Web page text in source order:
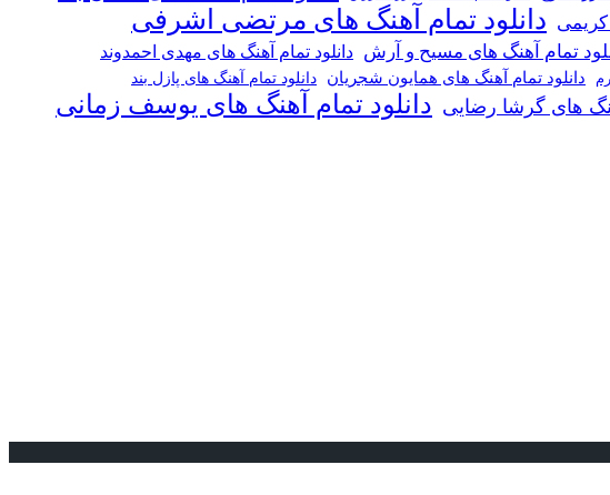
کریمی دانلود تمام آهنگ های مرتضی اشرفی
تمام آهنگ های مسیح و آرش دانلود تمام آهنگ های مهدی احمدوند
دانلود تمام آهنگ های همایون شجریان دانلود تمام آهنگ های پازل بند
های گرشا رضایی دانلود تمام آهنگ های یوسف زمانی